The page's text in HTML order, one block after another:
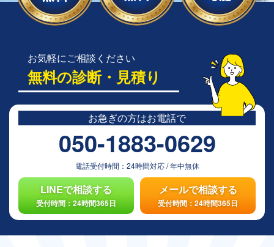
お気軽にご相談ください
無料の診断・見積り
お急ぎの方はお電話で
050-1883-0629
電話受付時間： 24時間対応/年中無休
LINEで相談する
受付時間：24時間365日
メールで相談する
受付時間：24時間365日